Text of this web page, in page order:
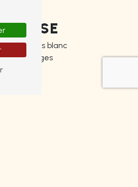
Louis blanc
Limoges